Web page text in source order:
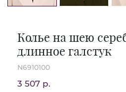
Колье на шею
длинное галстук
N6910100
3 507 р.